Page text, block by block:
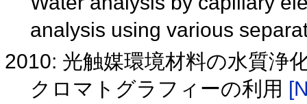
analysis using various
2010: 光触媒環境材料の水質浄
クロマトグラフィーの利用